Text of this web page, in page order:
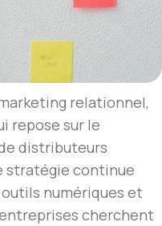
relationnel,
repose sur le
distributeurs
stratégie continue
outils numériques et
cherchent